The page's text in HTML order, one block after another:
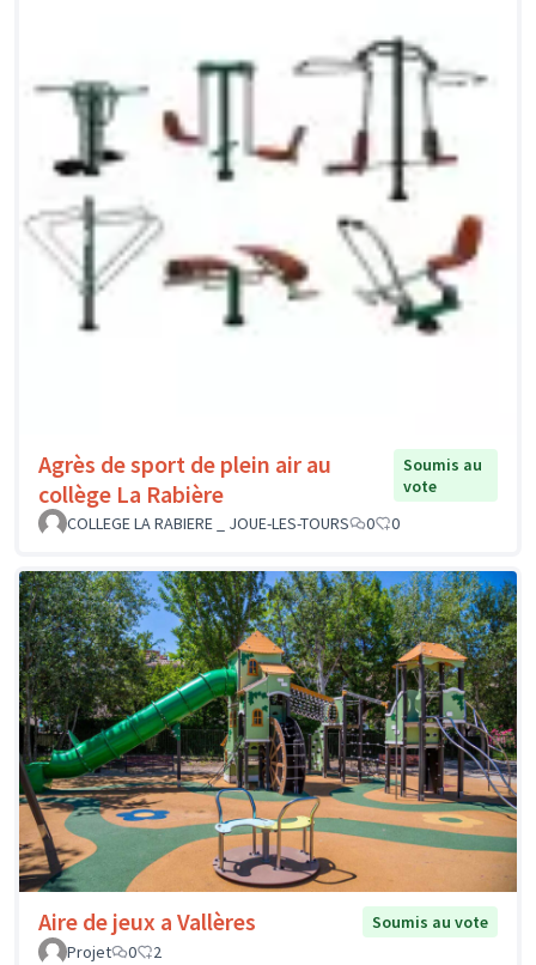
Agrès de sport de plein air au
collège La Rabière
Soumis au
vote
COLLEGE LA RABIERE _ JOUE-LES-TOURS
0 0
Aire de jeux a Vallères
Soumis au vote
Projet
0 2